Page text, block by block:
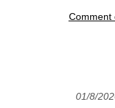
Comment
01/8/